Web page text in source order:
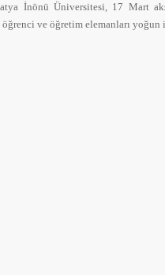
İnönü Üniversitesi, 17 Mart
ve öğretim elemanları